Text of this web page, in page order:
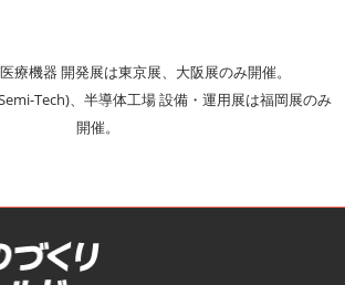
療機器 開発展は東京展、大阪展のみ開催。
Tech)、半導体工場 設備・運用展は福岡展のみ
開催。